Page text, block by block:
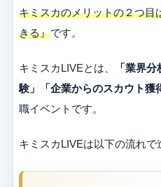
キミスカのメリットの２つ目
きる』です。
キミスカLIVEとは、
「業界
験」「企業からのスカウト獲
職イベントです。
キミスカLIVEは以下の流れで